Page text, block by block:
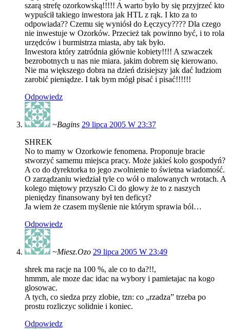
szarą strefę ozorkowską!!!!! A warto było by się przyjrzeć kto
wypuścił takiego inwestora jak HTL z rąk. I kto za to
odpowiada?? Czemu się wyniósł do Łęczycy???? Dla czego
nie inwestuje w Ozorków. Przecież tak powinno być, i to rola
urzędców i burmistrza miasta, aby tak było.
Inwestora który zatródnia głównie kobiety!!!! A szwaczek
bezrobotnych u nas nie miara. jakim dobrem się kierowano.
Nie ma większego dobra na dzień dzisiejszy jak dać ludziom
zarobić pieniądze. I tak bym mógł pisać i pisać!!!!!!
Odpowiedz
~Bagins 29 lipca 2005 W 23:37
SHREK
No to mamy w Ozorkowie fenomena. Proponuje bracie
stworzyć samemu miejsca pracy. Może jakieś kolo gospodyń?
A co do dyrektorka to jego zwolnienie to świetna wiadomość.
O zarządzaniu wiedział tyle co wół o malowanych wrotach. A
kolego miętowy przyszło Ci do głowy że to z naszych
pieniędzy finansowany był ten deficyt?
Ja wiem że czasem myślenie nie którym sprawia ból…
Odpowiedz
~Miesz.Ozo 29 lipca 2005 W 23:49
shrek ma racje na 100 %, ale co to da?!!,
hmmm, ale moze dac idac na wybory i pamietajac na kogo
glosowac.
A tych, co siedza przy zlobie, tzn: co „rzadza” trzeba po
prostu rozliczyc solidnie i koniec.
Odpowiedz